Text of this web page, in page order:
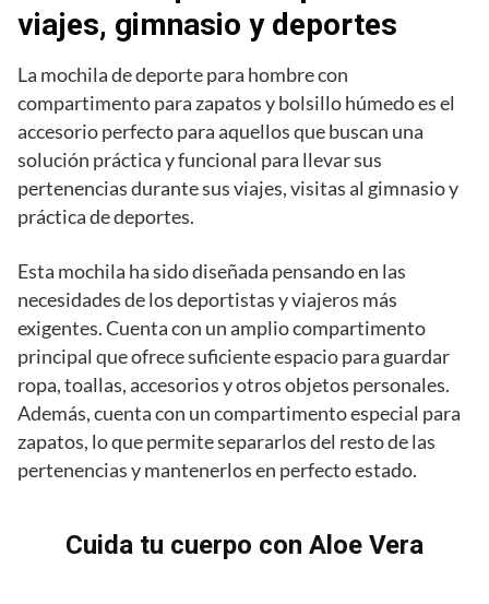
viajes, gimnasio y deportes
La mochila de deporte para hombre con
compartimento para zapatos y bolsillo húmedo es el
accesorio perfecto para aquellos que buscan una
solución práctica y funcional para llevar sus
pertenencias durante sus viajes, visitas al gimnasio y
práctica de deportes.
Esta mochila ha sido diseñada pensando en las
necesidades de los deportistas y viajeros más
exigentes. Cuenta con un amplio compartimento
principal que ofrece suficiente espacio para guardar
ropa, toallas, accesorios y otros objetos personales.
Además, cuenta con un compartimento especial para
zapatos, lo que permite separarlos del resto de las
pertenencias y mantenerlos en perfecto estado.
Cuida tu cuerpo con Aloe Vera